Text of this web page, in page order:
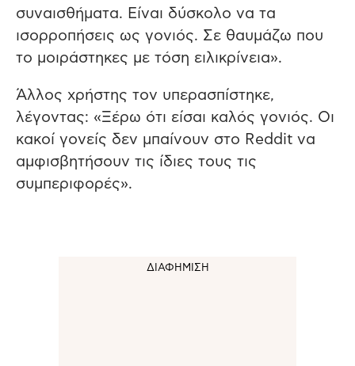
συναισθήματα. Είναι δύσκολο να τα
ισορροπήσεις ως γονιός. Σε θαυμάζω που
το μοιράστηκες με τόση ειλικρίνεια».
Άλλος χρήστης τον υπερασπίστηκε,
λέγοντας: «Ξέρω ότι είσαι καλός γονιός. Οι
κακοί γονείς δεν μπαίνουν στο Reddit να
αμφισβητήσουν τις ίδιες τους τις
συμπεριφορές».